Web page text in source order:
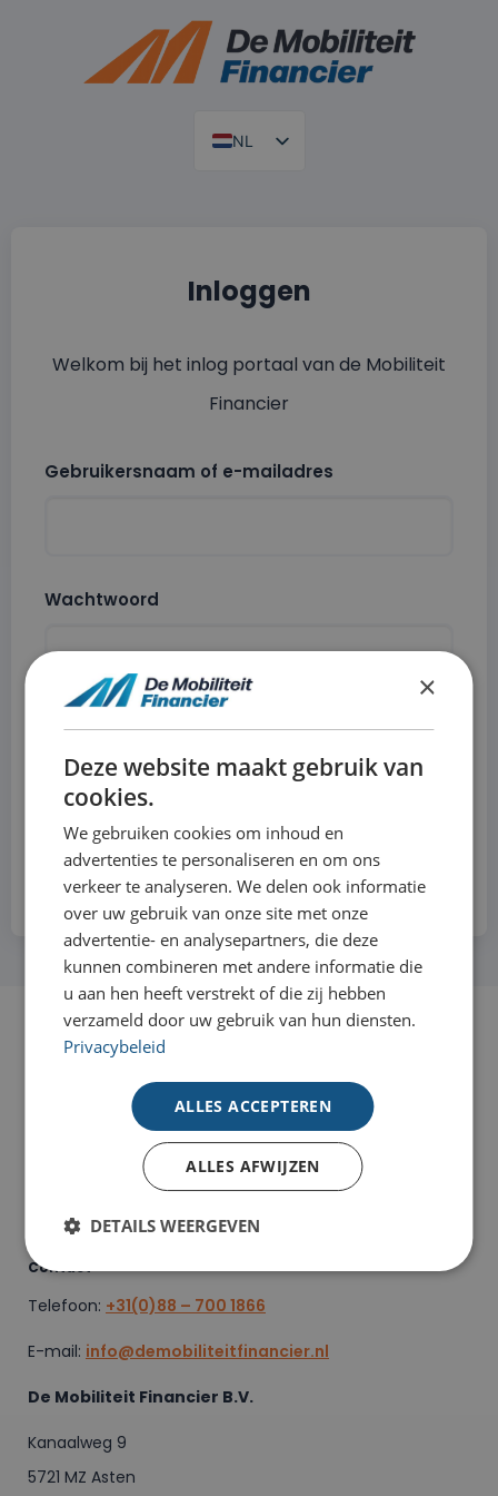
NL
Inloggen
Welkom bij het inlog portaal van de Mobiliteit
Financier
Gebruikersnaam of e-mailadres
Wachtwoord
Inloggen
Wachtwoord vergeten? | Account aanvragen
De Mobiliteit Financier is een onafhankelijke
financieringspartner. Met al meer dan 20 jaar ervaring in
de autobranche, is De Mobiliteit Financier gestart om je
als ondernemer te helpen met het aanschaffen van
een bedrijfswagen.
Contact
Telefoon: +31(0)88 – 700 1866
E-mail: info@demobiliteitfinancier.nl
De Mobiliteit Financier B.V.
Kanaalweg 9
5721 MZ Asten
×
Deze website maakt gebruik van
cookies.
We gebruiken cookies om inhoud en
advertenties te personaliseren en om ons
verkeer te analyseren. We delen ook informatie
over uw gebruik van onze site met onze
advertentie- en analysepartners, die deze
kunnen combineren met andere informatie die
u aan hen heeft verstrekt of die zij hebben
verzameld door uw gebruik van hun diensten.
Privacybeleid
ALLES ACCEPTEREN
ALLES AFWIJZEN
DETAILS WEERGEVEN